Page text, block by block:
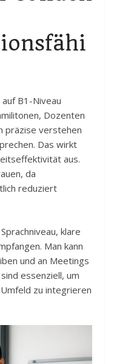
B1-Niveau
Dozenten
präzise verstehen
Das wirkt
aus.
da
reduziert
klare
Man kann
und an Meetings
essenziell, um
zu integrieren